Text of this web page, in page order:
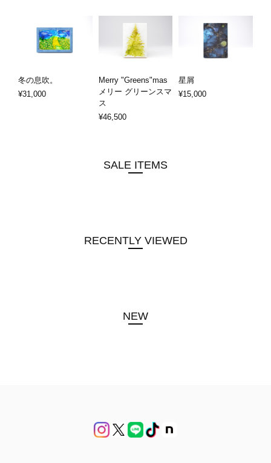
冬の息吹。
¥31,000
Merry "Greens"mas
メリー グリーンスマ
ス
¥46,500
星屑
¥15,000
SALE ITEMS
RECENTLY VIEWED
NEW